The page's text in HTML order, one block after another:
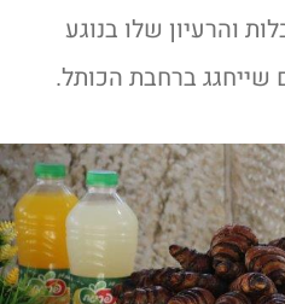
והרעיון שלו בנוגע
שייחגג ברחבת הכותל.